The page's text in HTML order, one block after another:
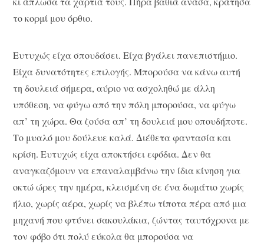
το κορμί μου όρθιο.
Ευτυχώς είχα σπουδάσει. Είχα βγάλει πανεπιστήμιο.
Είχα δυνατότητες επιλογής. Μπορούσα να κάνω αυτή
τη δουλειά σήμερα, αύριο να ασχοληθώ με άλλη
υπόθεση, να φύγω από την πόλη μπορούσα, να φύγω
απ’ τη χώρα. Θα ζούσα απ’ τη δουλειά μου οπουδήποτε.
Το μυαλό μου δούλευε καλά. Διέθετα φαντασία και
κρίση. Ευτυχώς είχα αποκτήσει εφόδια. Δεν θα
αναγκαζόμουν να επαναλαμβάνω την ίδια κίνηση για
οκτώ ώρες την ημέρα, κλεισμένη σε ένα δωμάτιο χωρίς
ήλιο, χωρίς αέρα, χωρίς να βλέπω τίποτα πέρα από μια
μηχανή που φτύνει σακουλάκια, ζώντας ταυτόχρονα με
τον φόβο ότι πολύ εύκολα θα μπορούσα να